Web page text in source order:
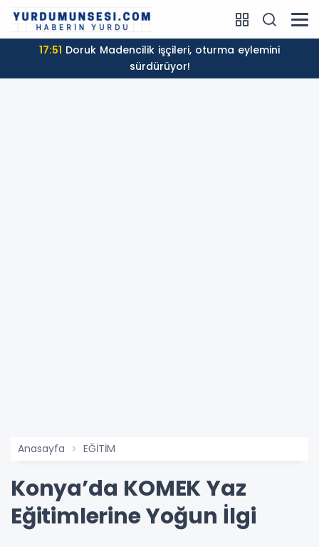
17:51
sürdürüyor!
Anasayfa EĞİTİM
Konya’da KOMEK Yaz
Eğitimlerine Yoğun İlgi